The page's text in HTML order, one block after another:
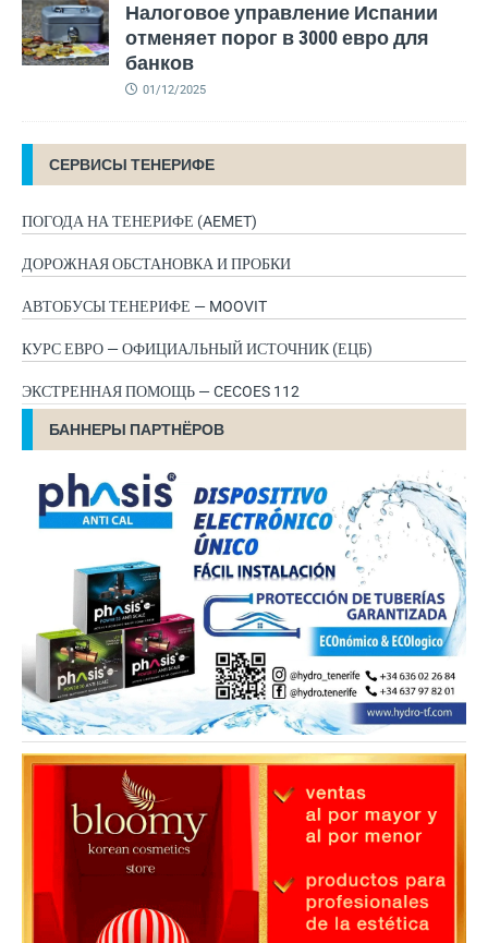
Налоговое управление Испании
отменяет порог в 3000 евро для
банков
01/12/2025
СЕРВИСЫ ТЕНЕРИФЕ
ПОГОДА НА ТЕНЕРИФЕ (AEMET)
ДОРОЖНАЯ ОБСТАНОВКА И ПРОБКИ
АВТОБУСЫ ТЕНЕРИФЕ — MOOVIT
КУРС ЕВРО — ОФИЦИАЛЬНЫЙ ИСТОЧНИК (ЕЦБ)
ЭКСТРЕННАЯ ПОМОЩЬ — CECOES 112
БАННЕРЫ ПАРТНЁРОВ